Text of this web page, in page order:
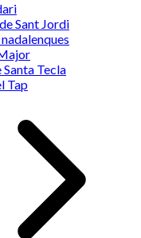
Sant Jordi
Santa Tecla
Tap